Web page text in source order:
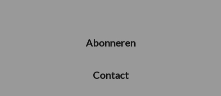
Abonneren
Contact